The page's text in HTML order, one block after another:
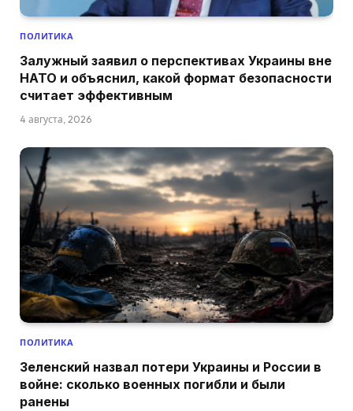
ПОЛИТИКА
Залужный заявил о перспективах Украины вне
НАТО и объяснил, какой формат безопасности
считает эффективным
4 августа, 2026
ПОЛИТИКА
Зеленский назвал потери Украины и России в
войне: сколько военных погибли и были
ранены